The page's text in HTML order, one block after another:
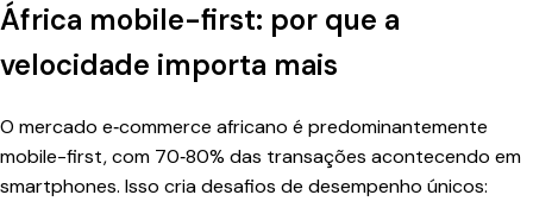
África mobile-first: por que a
velocidade importa mais
O mercado e‑commerce africano é predominantemente
mobile-first, com 70‑80% das transações acontecendo em
smartphones. Isso cria desafios de desempenho únicos: